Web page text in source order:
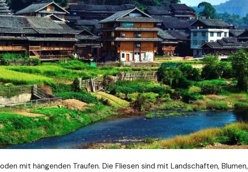
mit hängenden Traufen. Die Fliesen sind mit Landschaften, Blumen,